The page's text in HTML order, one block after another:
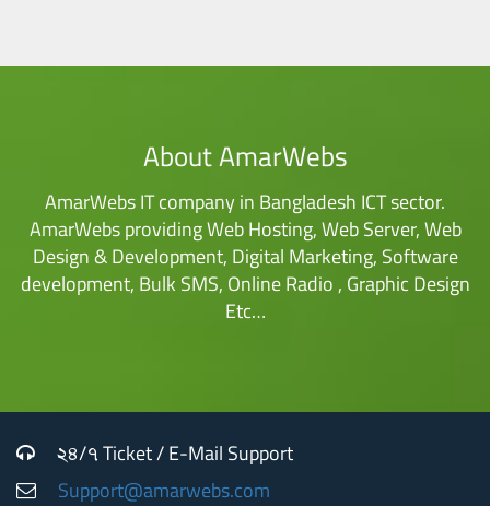
About AmarWebs
AmarWebs IT company in Bangladesh ICT sector.
AmarWebs providing Web Hosting, Web Server, Web
Design & Development, Digital Marketing, Software
development, Bulk SMS, Online Radio , Graphic Design
Etc…
২৪/৭ Ticket / E-Mail Support
Support@amarwebs.com